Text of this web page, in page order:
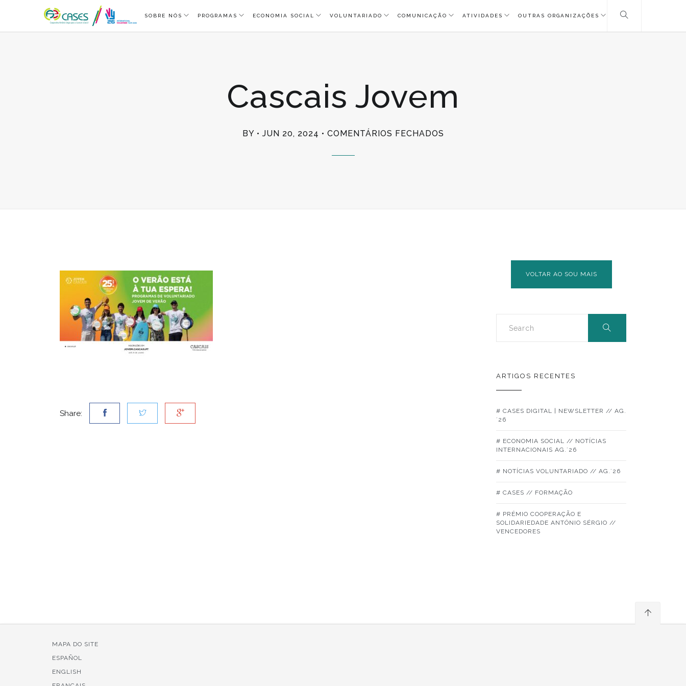
SOBRE NÓS PROGRAMAS ECONOMIA SOCIAL VOLUNTARIADO COMUNICAÇÃO ATIVIDADES OUTRAS ORGANIZAÇÕES
Cascais Jovem
BY JUN 20, 2024 COMENTÁRIOS FECHADOS
Share:
VOLTAR AO SOU MAIS
ARTIGOS RECENTES
# CASES DIGITAL | NEWSLETTER // AG.
´26
# ECONOMIA SOCIAL // NOTÍCIAS
INTERNACIONAIS AG.´26
# NOTÍCIAS VOLUNTARIADO // AG.´26
# CASES // FORMAÇÃO
# PRÉMIO COOPERAÇÃO E
SOLIDARIEDADE ANTÓNIO SÉRGIO //
VENCEDORES
MAPA DO SITE
ESPAÑOL
ENGLISH